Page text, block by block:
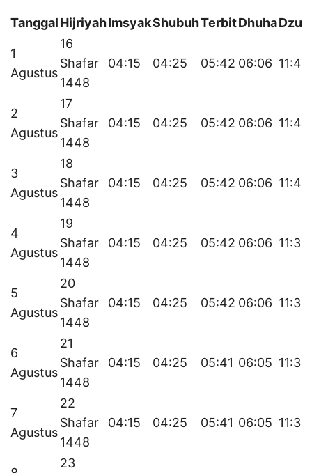
TanggalHijriyahImsyakShubuhTerbitDhuha
1
Agustus
16
Shafar
1448
04:15 04:25 05:42 06:06 11:40
2
Agustus
17
Shafar
1448
04:15 04:25 05:42 06:06 11:40
3
Agustus
18
Shafar
1448
04:15 04:25 05:42 06:06 11:40
4
Agustus
19
Shafar
1448
04:15 04:25 05:42 06:06 11:39
5
Agustus
20
Shafar
1448
04:15 04:25 05:42 06:06 11:39
6
Agustus
21
Shafar
1448
04:15 04:25 05:41 06:05 11:39
7
Agustus
22
Shafar
1448
04:15 04:25 05:41 06:05 11:39
23